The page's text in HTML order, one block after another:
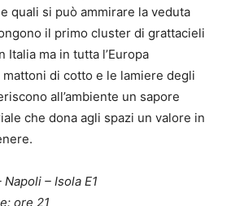
quali si può ammirare la veduta
il primo cluster di grattacieli
Italia ma in tutta l’Europa
mattoni di cotto e le lamiere degli
all’ambiente un sapore
che dona agli spazi un valore in
– Isola E1
ore 21